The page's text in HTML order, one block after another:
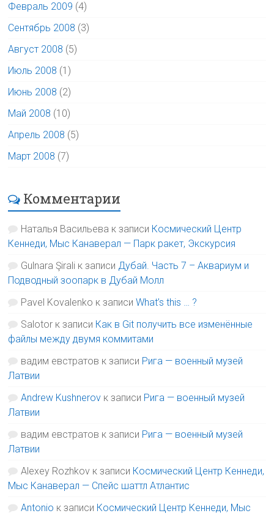
Февраль 2009 (4)
Сентябрь 2008 (3)
Август 2008 (5)
Июль 2008 (1)
Июнь 2008 (2)
Май 2008 (10)
Апрель 2008 (5)
Март 2008 (7)
Комментарии
Наталья Васильева к записи Космический Центр
Кеннеди, Мыс Канаверал — Парк ракет, Экскурсия
Gulnara Şirali к записи Дубай. Часть 7 – Аквариум и
Подводный зоопарк в Дубай Молл
Pavel Kovalenko к записиWhat’s this … ?
Salotor к записи Как в Git получить все изменённые
файлы между двумя коммитами
вадим евстратов к записи Рига — военный музей
Латвии
Andrew Kushnerov к записи Рига — военный музей
Латвии
вадим евстратов к записи Рига — военный музей
Латвии
Alexey Rozhkov к записи Космический Центр Кеннеди,
Мыс Канаверал — Спейс шаттл Атлантис
Antonio к записи Космический Центр Кеннеди, Мыс